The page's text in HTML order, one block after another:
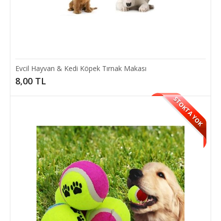
Devrilmez Işıklı Hacıyatmaz Kedi Oyuncağı
Kedilerin patileri ile harekete geçireceği fareli hacıyatmaz kedi
oyuncağı.Özelliği Malzemesi Kumaş,..
14,00 TL
Evcil Hayvan & Kedi Köpek Tırnak Makası
8,00 TL
STOKTA YOK